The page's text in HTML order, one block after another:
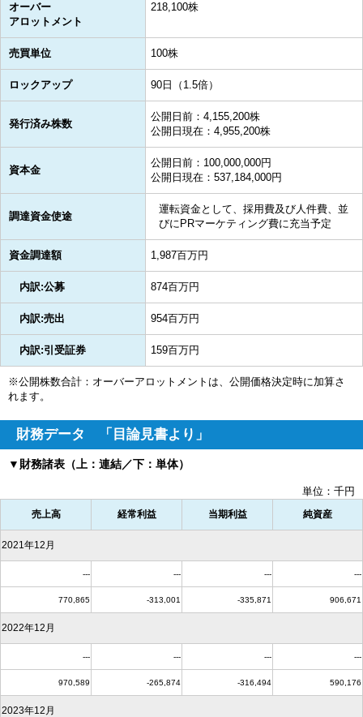
オーバー
アロットメント
218,100株
売買単位 100株
ロックアップ 90日（1.5倍）
発行済み株数
公開日前：4,155,200株
公開日現在：4,955,200株
資本金
公開日前：100,000,000円
公開日現在：537,184,000円
調達資金使途
運転資金として、採用費及び人件費、並
びにPRマーケティング費に充当予定
資金調達額 1,987百万円
内訳:公募 874百万円
内訳:売出 954百万円
内訳:引受証券 159百万円
※公開株数合計：オーバーアロットメントは、公開価格決定時に加算さ
れます。
財務データ 「目論見書より」
▼財務諸表（上：連結／下：単体）
単位：千円
売上高 経常利益 当期利益 純資産
2021年12月
--- --- --- ---
770,865 -313,001 -335,871 906,671
2022年12月
--- --- --- ---
970,589 -265,874 -316,494 590,176
2023年12月